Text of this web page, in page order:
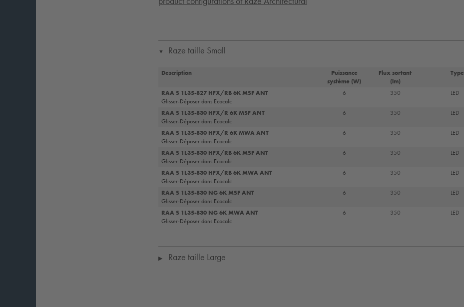
▼ Raze taille Small
Description
Puissance
système (W)
Flux sortant
(lm)
Type
RAA S 1L35-827 HFX/RB 6K MSF ANT
Glisser-Déposer dans Ecocalc
6 350 LED
RAA S 1L35-830 HFX/R 6K MSF ANT
Glisser-Déposer dans Ecocalc
6 350 LED
RAA S 1L35-830 HFX/R 6K MWA ANT
Glisser-Déposer dans Ecocalc
6 350 LED
RAA S 1L35-830 HFX/RB 6K MSF ANT
Glisser-Déposer dans Ecocalc
6 350 LED
RAA S 1L35-830 HFX/RB 6K MWA ANT
Glisser-Déposer dans Ecocalc
6 350 LED
RAA S 1L35-830 NG 6K MSF ANT
Glisser-Déposer dans Ecocalc
6 350 LED
RAA S 1L35-830 NG 6K MWA ANT
Glisser-Déposer dans Ecocalc
6 350 LED
▶ Raze taille Large